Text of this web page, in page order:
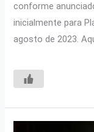
conforme
inicialmente para
agosto de 2023.